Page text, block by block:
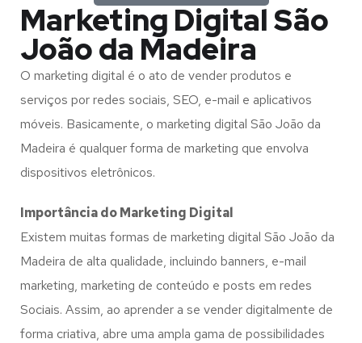
Marketing Digital São
João da Madeira
O marketing digital é o ato de vender produtos e
serviços por redes sociais, SEO, e-mail e aplicativos
móveis. Basicamente, o marketing digital São João da
Madeira é qualquer forma de marketing que envolva
dispositivos eletrônicos.
Importância do Marketing Digital
Existem muitas formas de marketing digital São João da
Madeira de alta qualidade, incluindo banners, e-mail
marketing, marketing de conteúdo e posts em redes
Sociais. Assim, ao aprender a se vender digitalmente de
forma criativa, abre uma ampla gama de possibilidades